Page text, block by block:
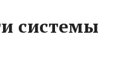
системы